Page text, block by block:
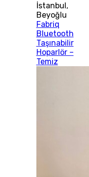
İstanbul,
Beyoğlu
Fabriq
Bluetooth
Taşınabilir
Hoparlör –
Temiz